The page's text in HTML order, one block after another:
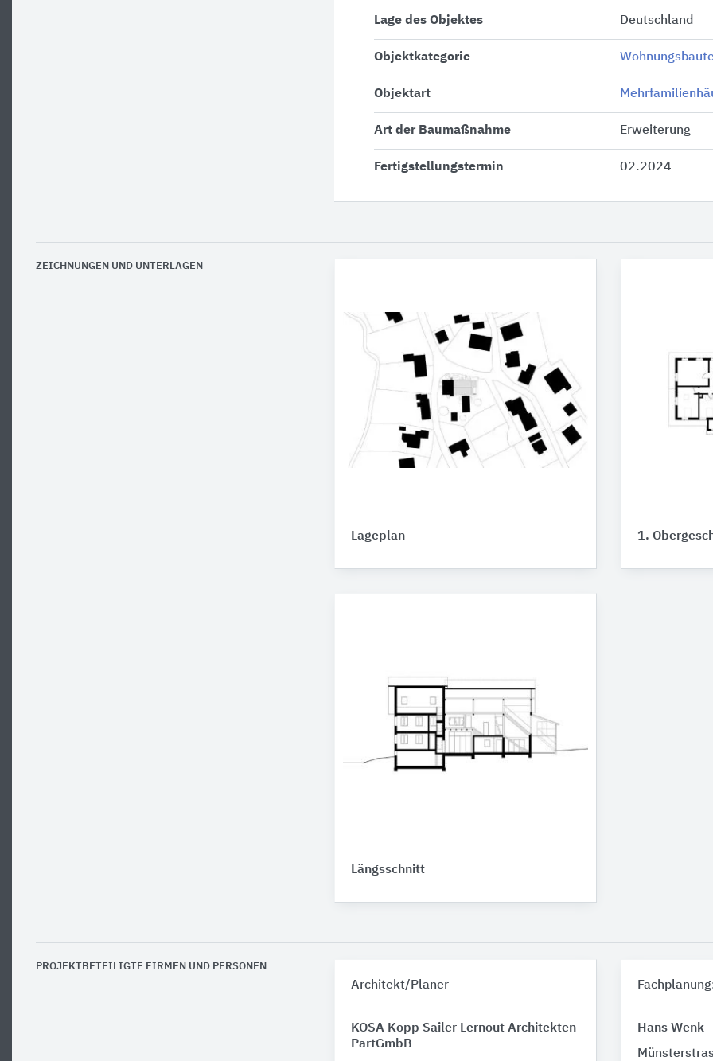
Lage des Objektes Deutschland
Objektkategorie
Objektart
Art der Baumaßnahme Erweiterung
Fertigstellungstermin 02.2024
ZEICHNUNGEN UND UNTERLAGEN
Lageplan 1.
Längsschnitt
PROJEKTBETEILIGTE FIRMEN UND PERSONEN
Architekt/Planer
KOSA Kopp Sailer Lernout Architekten
PartGmbB
Hans Wenk